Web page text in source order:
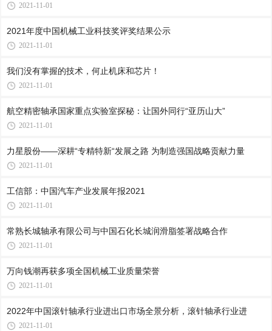
2021-11-01
2021年度中国机械工业科技奖评奖结果公示
2021-11-01
我们没有掌握的技术，何止机床和芯片！
2021-11-01
航空精密轴承国家重点实验室探秘：让国外同行“亚历山大”
2021-11-01
力星股份——深耕“专精特新“发展之路 为制造强国战略贡献力量
2021-11-01
工信部：中国汽车产业发展年报2021
2021-11-01
常熟长城轴承有限公司与中国石化长城润滑脂签署战略合作
2021-11-01
万向钱潮再获多项全国机械工业质量荣誉
2021-11-01
2022年中国滚针轴承行业进出口市场全景分析，滚针轴承行业进
2021-11-01